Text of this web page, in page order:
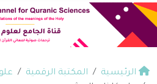
الرئيسية المكتبة الرقمية